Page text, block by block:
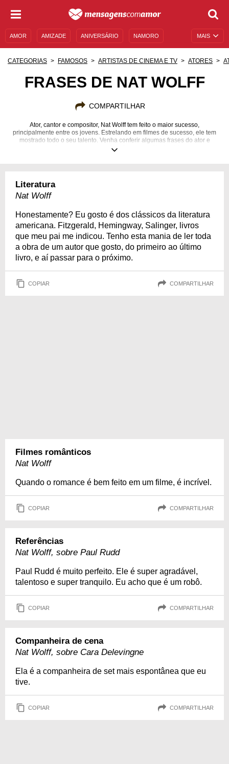
MAIS
AMOR AMIZADE ANIVERSÁRIO NAMORO
CATEGORIAS FAMOSOS ARTISTAS DE CINEMA E TV ATORES
FRASES DE NAT WOLFF
COMPARTILHAR
Ator, cantor e compositor, Nat Wolff tem feito o maior sucesso,
principalmente entre os jovens. Estrelando em filmes de sucesso, ele tem
mostrado todo o seu talento. Venha conferir algumas frases do ator e
conhecer um pouco mais sobre seu estilo de vida.
Literatura
Nat Wolff
Honestamente? Eu gosto é dos clássicos da literatura
americana. Fitzgerald, Hemingway, Salinger, livros
que meu pai me indicou. Tenho esta mania de ler toda
a obra de um autor que gosto, do primeiro ao último
livro, e aí passar para o próximo.
COPIAR COMPARTILHAR
Filmes românticos
Nat Wolff
Quando o romance é bem feito em um filme, é incrível.
COPIAR COMPARTILHAR
Referências
Nat Wolff, sobre Paul Rudd
Paul Rudd é muito perfeito. Ele é super agradável,
talentoso e super tranquilo. Eu acho que é um robô.
COPIAR COMPARTILHAR
Companheira de cena
Nat Wolff, sobre Cara Delevingne
Ela é a companheira de set mais espontânea que eu
tive.
COPIAR COMPARTILHAR